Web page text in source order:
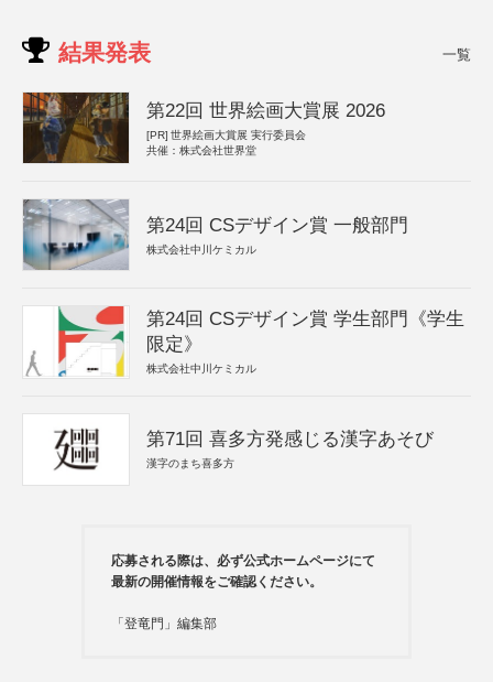
結果発表 一覧
第22回 世界絵画大賞展 2026
[PR] 世界絵画大賞展 実行委員会
共催：株式会社世界堂
第24回 CSデザイン賞 一般部門
株式会社中川ケミカル
第24回 CSデザイン賞 学生部門《学生
限定》
株式会社中川ケミカル
第71回 喜多方発感じる漢字あそび
漢字のまち喜多方
応募される際は、必ず公式ホームページにて
最新の開催情報をご確認ください。
「登竜門」編集部